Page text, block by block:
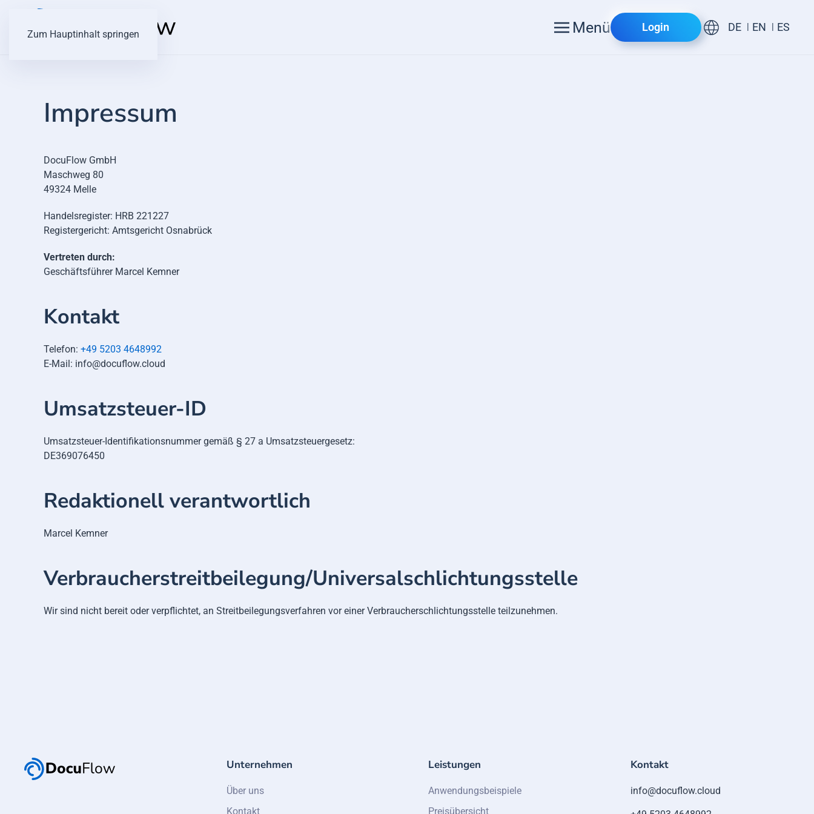
Zum Hauptinhalt springen Menü Login DE EN ES
Impressum
DocuFlow GmbH
Maschweg 80
49324 Melle
Handelsregister: HRB 221227
Registergericht: Amtsgericht Osnabrück
Vertreten durch:
Geschäftsführer Marcel Kemner
Kontakt
Telefon: +49 5203 4648992
E-Mail: info@docuflow.cloud
Umsatzsteuer-ID
Umsatzsteuer-Identifikationsnummer gemäß § 27 a Umsatzsteuergesetz:
DE369076450
Redaktionell verantwortlich
Marcel Kemner
Verbraucher­streit­beilegung/Universal­schlichtungs­stelle
Wir sind nicht bereit oder verpflichtet, an Streitbeilegungsverfahren vor einer Verbraucherschlichtungsstelle teilzunehmen.
Unternehmen
Über uns
Kontakt
Leistungen
Anwendungsbeispiele
Preisübersicht
Kontakt
info@docuflow.cloud